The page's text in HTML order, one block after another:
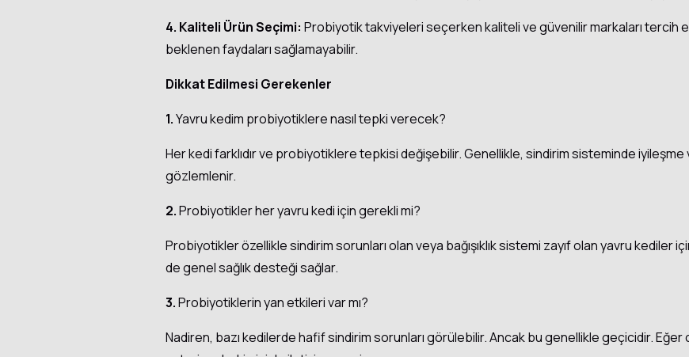
4. Kaliteli Ürün Seçimi: Probiyotik takviyeleri seçerken kaliteli ve güvenilir markaları tercih
beklenen faydaları sağlamayabilir.
Dikkat Edilmesi Gerekenler
1.Yavru kedim probiyotiklere nasıl tepki verecek?
Her kedi farklıdır ve probiyotiklere tepkisi değişebilir. Genellikle, sindirim sisteminde iyileşme
gözlemlenir.
2.Probiyotikler her yavru kedi için gerekli mi?
Probiyotikler özellikle sindirim sorunları olan veya bağışıklık sistemi zayıf olan yavru kediler
de genel sağlık desteği sağlar.
3.Probiyotiklerin yan etkileri var mı?
Nadiren, bazı kedilerde hafif sindirim sorunları görülebilir. Ancak bu genellikle geçicidir.